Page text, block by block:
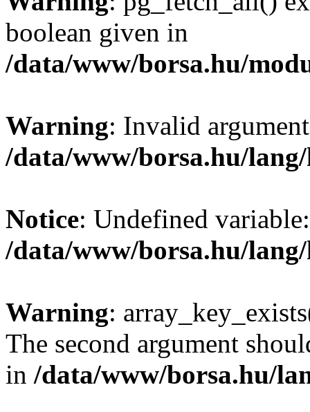
boolean given in
/data/www/borsa.hu/
Warning: Invalid
/data/www/borsa.hu/
Notice: Undefined
/data/www/borsa.hu/
Warning:
The second argument
in /data/www/borsa.hu/